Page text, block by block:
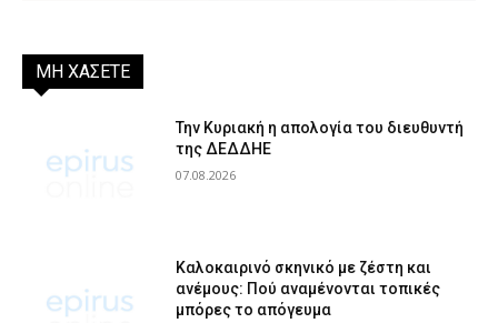
ΜΗ ΧΑΣΕΤΕ
Την Κυριακή η απολογία του διευθυντή
της ΔΕΔΔΗΕ
07.08.2026
Καλοκαιρινό σκηνικό με ζέστη και
ανέμους: Πού αναμένονται τοπικές
μπόρες το απόγευμα